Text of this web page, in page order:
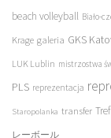
beach volleyball Biało-
Krage galeria GKS
LUK Lublin mistrzostwa
PLS reprezentacja
Staropolanka transfer
レーボール